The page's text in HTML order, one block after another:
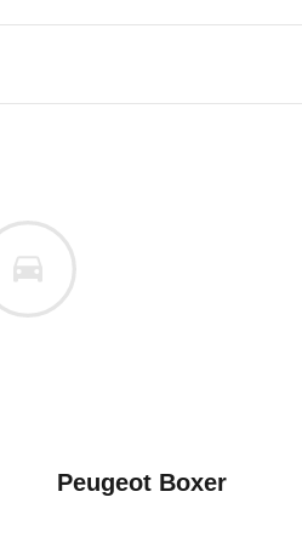
Fahrzeuge genau
Peugeot Boxer